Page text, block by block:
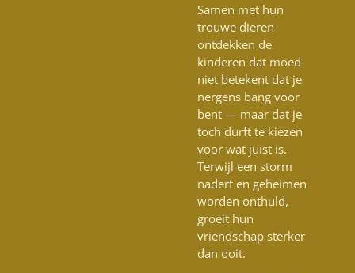
Samen met hun
trouwe dieren
ontdekken de
kinderen dat moed
niet betekent dat je
nergens bang voor
bent — maar dat je
toch durft te kiezen
voor wat juist is.
Terwijl een storm
nadert en geheimen
worden onthuld,
groeit hun
vriendschap sterker
dan ooit.